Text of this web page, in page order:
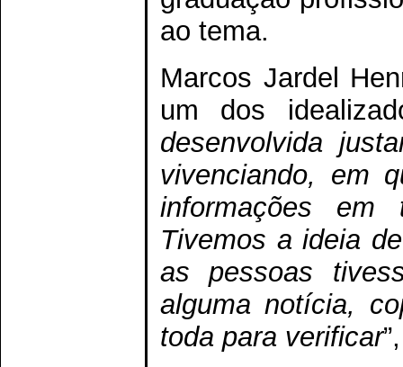
ao tema.
Marcos Jardel
um dos
desenvolvida
vivenciando, em
informações em
Tivemos a ideia
as pessoas
alguma notícia,
toda para verificar